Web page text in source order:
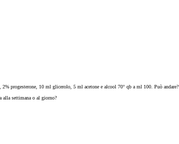
progesterone, 10 ml glicerolo, 5 ml acetone e alcool 70° qb a ml 100. Può andare?
alla settimana o al giorno?